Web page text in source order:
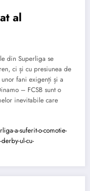
al
din Superliga se
ci și cu presiunea de
fani exigenți și a
– FCSB sunt o
inevitabile care
a-suferit-o-comotie-
ul-cu-